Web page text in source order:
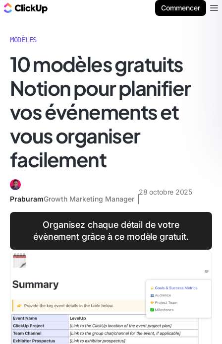
Commencer
MODÈLES
10 modèles gratuits
Notion pour planifier
vos événements et
vous organiser
facilement
PraburamGrowth Marketing Manager
28 octobre 2025
Organisez chaque détail de votre
évènement grâce à ce modèle gratuit.